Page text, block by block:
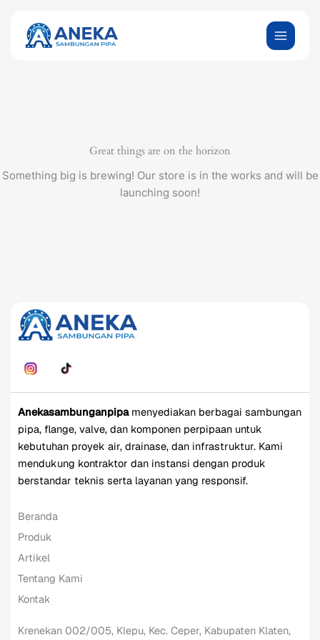
content
Great things are on the horizon
Something big is brewing! Our store is in the works and will be
launching soon!
Anekasambunganpipamenyediakan berbagai sambungan
pipa, flange, valve, dan komponen perpipaan untuk
kebutuhan proyek air, drainase, dan infrastruktur. Kami
mendukung kontraktor dan instansi dengan produk
berstandar teknis serta layanan yang responsif.
Beranda
Produk
Artikel
Tentang Kami
Kontak
Krenekan 002/005, Klepu, Kec. Ceper, Kabupaten Klaten,